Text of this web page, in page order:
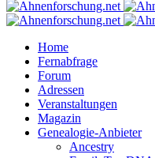
Home
Fernabfrage
Forum
Adressen
Veranstaltungen
Magazin
Genealogie-Anbieter
Ancestry